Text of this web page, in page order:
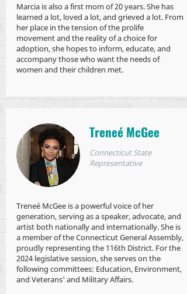
Marcia is also a first mom of 20 years. She has
learned a lot, loved a lot, and grieved a lot. From
her place in the tension of the prolife
movement and the reality of a choice for
adoption, she hopes to inform, educate, and
accompany those who want the needs of
women and their children met.
Treneé McGee
Connecticut State
Representative
Treneé McGee is a powerful voice of her
generation, serving as a speaker, advocate, and
artist both nationally and internationally. She is
a member of the Connecticut General Assembly,
proudly representing the 116th District. For the
2024 legislative session, she serves on the
following committees: Education, Environment,
and Veterans' and Military Affairs.